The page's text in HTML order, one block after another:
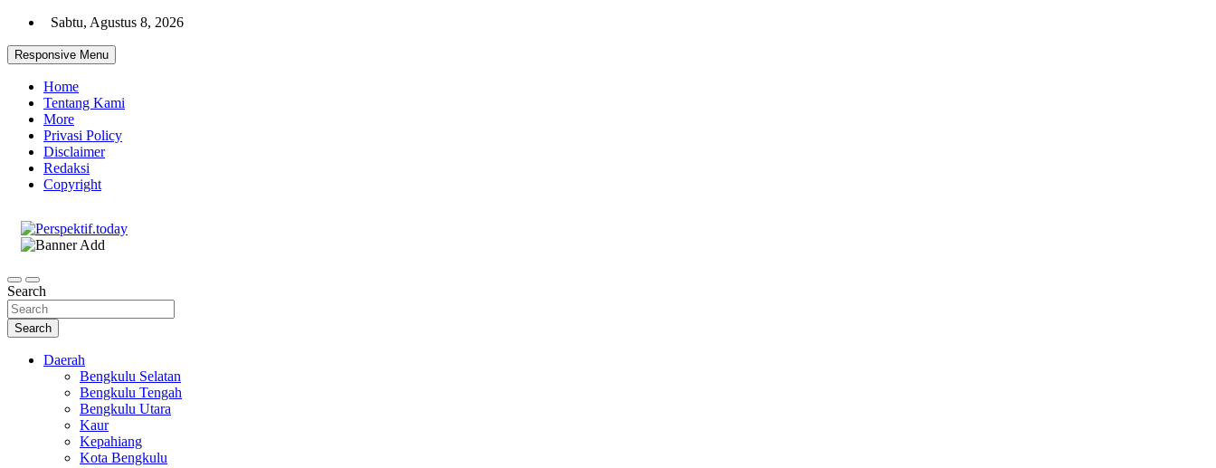
Skip
content
Sabtu, Agustus 8, 2026
Responsive Menu
Home
Tentang Kami
More
Privasi Policy
Disclaimer
Redaksi
Copyright
Search
Search
Daerah
Bengkulu Selatan
Bengkulu Tengah
Bengkulu Utara
Kaur
Kepahiang
Kota Bengkulu